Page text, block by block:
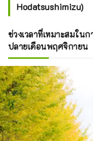
Hodatsushimizu)
ช่วงเวลาที่เหมาะสมใ
ปลายเดือนพฤศจิกายน